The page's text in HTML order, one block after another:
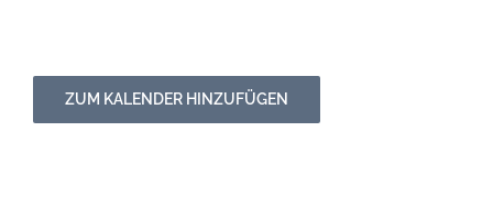
ZUM KALENDER HINZUFÜGEN